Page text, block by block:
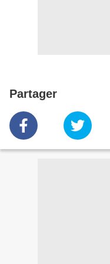
Partager